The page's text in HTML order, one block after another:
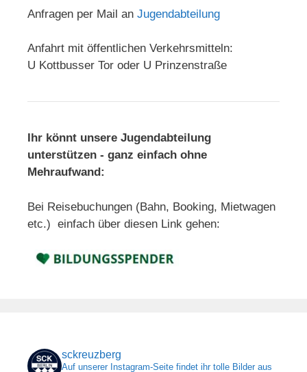
Anfragen per Mail an Jugendabteilung
Anfahrt mit öffentlichen Verkehrsmitteln:
U Kottbusser Tor oder U Prinzenstraße
Ihr könnt unsere Jugendabteilung
unterstützen - ganz einfach ohne
Mehraufwand:
Bei Reisebuchungen (Bahn, Booking, Mietwagen
etc.) einfach über diesen Link gehen:
sckreuzberg
Auf unserer Instagram-Seite findet ihr tolle Bilder aus